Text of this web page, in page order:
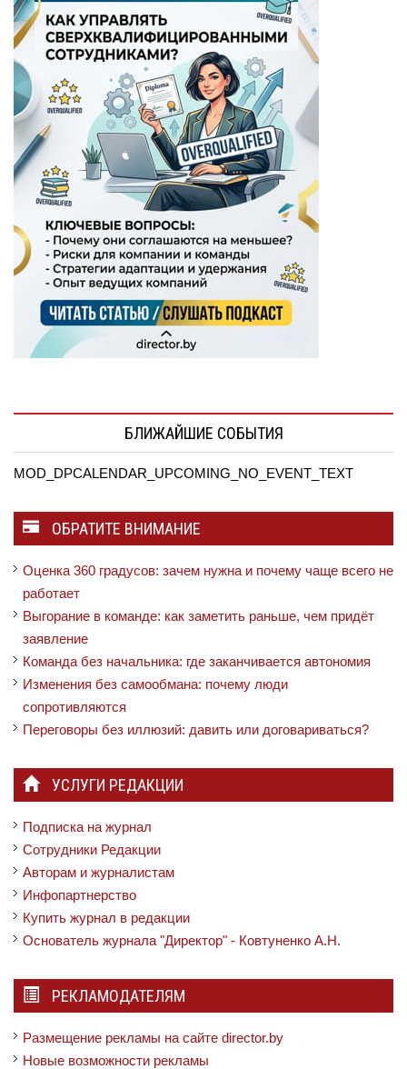
БЛИЖАЙШИЕ СОБЫТИЯ
MOD_DPCALENDAR_UPCOMING_NO_EVENT_TEXT
ОБРАТИТЕ ВНИМАНИЕ
Оценка 360 градусов: зачем нужна и почему чаще всего не
работает
Выгорание в команде: как заметить раньше, чем придёт
заявление
Команда без начальника: где заканчивается автономия
Изменения без самообмана: почему люди
сопротивляются
Переговоры без иллюзий: давить или договариваться?
УСЛУГИ РЕДАКЦИИ
Подписка на журнал
Сотрудники Редакции
Авторам и журналистам
Инфопартнерство
Купить журнал в редакции
Основатель журнала "Директор" - Ковтуненко А.Н.
РЕКЛАМОДАТЕЛЯМ
Размещение рекламы на сайте director.by
Новые возможности рекламы